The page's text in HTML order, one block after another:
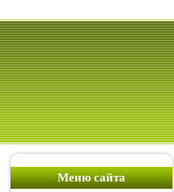
Меню сайта